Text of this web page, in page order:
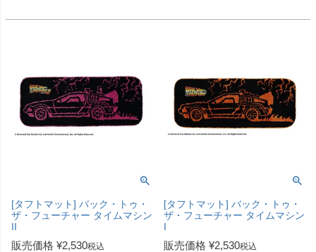
[タフトマット] バック・トゥ・
ザ・フューチャー タイムマシン
II
販売価格 ¥2,530税込
[タフトマット] バック・トゥ・
ザ・フューチャー タイムマシン
I
販売価格 ¥2,530税込